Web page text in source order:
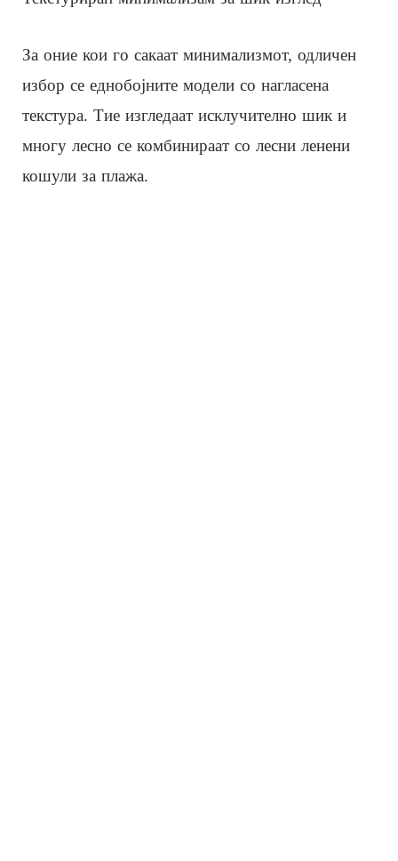
За оние кои го сакаат минимализмот, одличен
избор се еднобојните модели со нагласена
текстура. Тие изгледаат исклучително шик и
многу лесно се комбинираат со лесни ленени
кошули за плажа.